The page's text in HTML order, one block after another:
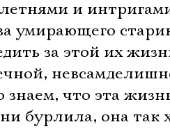
и
умирающего
за этой их
что эта
бурлила, она так